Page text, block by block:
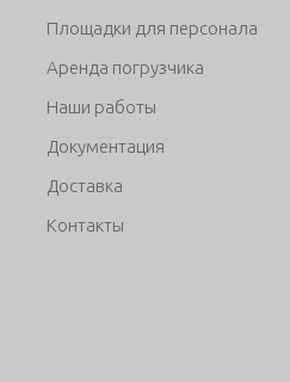
Площадки для персонала
Аренда погрузчика
Наши работы
Документация
Доставка
Контакты